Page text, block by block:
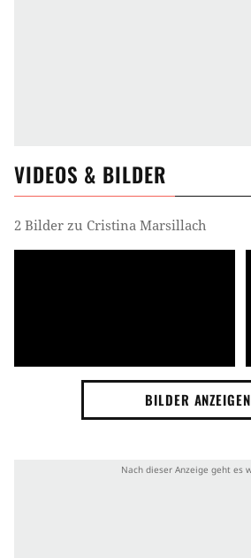
VIDEOS & BILDER
2 Bilder zu Cristina Marsillach
BILDER ANZEIGEN